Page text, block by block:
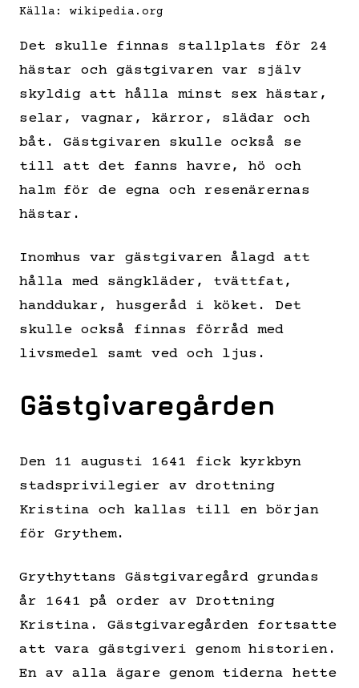
Källa: wikipedia.org
Det skulle finnas stallplats för 24
hästar och gästgivaren var själv
skyldig att hålla minst sex hästar,
selar, vagnar, kärror, slädar och
båt. Gästgivaren skulle också se
till att det fanns havre, hö och
halm för de egna och resenärernas
hästar.
Inomhus var gästgivaren ålagd att
hålla med sängkläder, tvättfat,
handdukar, husgeråd i köket. Det
skulle också finnas förråd med
livsmedel samt ved och ljus.
Gästgivaregården
Den 11 augusti 1641 fick kyrkbyn
stadsprivilegier av drottning
Kristina och kallas till en början
för Grythem.
Grythyttans Gästgivaregård grundas
år 1641 på order av Drottning
Kristina. Gästgivaregården fortsatte
att vara gästgiveri genom historien.
En av alla ägare genom tiderna hette